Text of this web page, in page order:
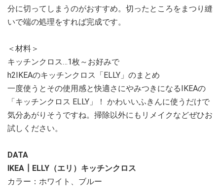
分に切ってしまうのがおすすめ。切ったところをまつり縫
いで端の処理をすれば完成です。
＜材料＞
キッチンクロス…1枚～お好みで
h2IKEAのキッチンクロス「ELLY」のまとめ
一度使うとその使用感と快適さにやみつきになるIKEAの
「キッチンクロス ELLY」！ かわいいふきんに使うだけで
気分あがりそうですね。掃除以外にもリメイクなどぜひお
試しください。
DATA
IKEA┃ELLY（エリ）キッチンクロス
カラー：ホワイト、ブルー